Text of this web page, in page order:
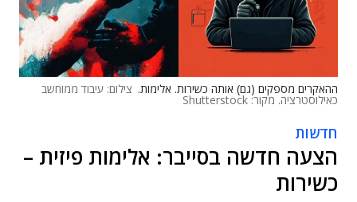
ההאקרים מספקים (גם) אותה כשירות. אלימות. צילום: עיבוד ממוחשב
כאילוסטרציה. מקור: Shutterstock
חדשות
הצעה חדשה בסייבר: אלימות פיזית –
כשירות